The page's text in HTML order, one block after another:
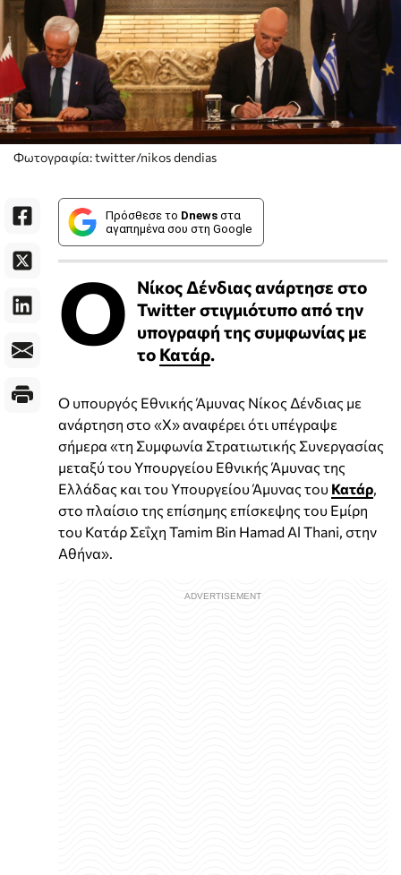
Φωτογραφία: twitter/nikos dendias
Πρόσθεσε το Dnews στα
αγαπημένα σου στη Google
O Νίκος Δένδιας ανάρτησε στο
Twitter στιγμιότυπο από την
υπογραφή της συμφωνίας με
το Κατάρ.
Ο υπουργός Εθνικής Άμυνας Νίκος Δένδιας με
ανάρτηση στο «Χ» αναφέρει ότι υπέγραψε
σήμερα «τη Συμφωνία Στρατιωτικής Συνεργασίας
μεταξύ του Υπουργείου Εθνικής Άμυνας της
Ελλάδας και του Υπουργείου Άμυνας του Κατάρ,
στο πλαίσιο της επίσημης επίσκεψης του Εμίρη
του Κατάρ Σεΐχη Tamim Bin Hamad Al Thani, στην
Αθήνα».